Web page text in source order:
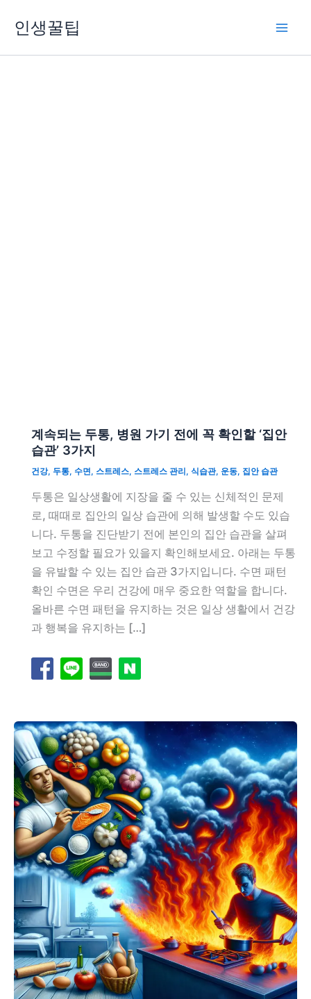
인생꿀팁
계속되는 두통, 병원 가기 전에 꼭 확인할 ‘집안
습관’ 3가지
건강, 두통, 수면, 스트레스, 스트레스 관리, 식습관, 운동, 집안 습관
두통은 일상생활에 지장을 줄 수 있는 신체적인 문제
로, 때때로 집안의 일상 습관에 의해 발생할 수도 있습
니다. 두통을 진단받기 전에 본인의 집안 습관을 살펴
보고 수정할 필요가 있을지 확인해보세요. 아래는 두통
을 유발할 수 있는 집안 습관 3가지입니다. 수면 패턴
확인 수면은 우리 건강에 매우 중요한 역할을 합니다.
올바른 수면 패턴을 유지하는 것은 일상 생활에서 건강
과 행복을 유지하는 […]